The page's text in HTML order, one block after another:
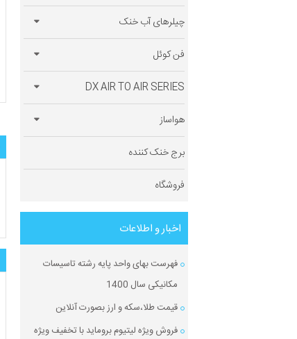
چیلرهای آب خنک
فن کوئل
DX AIR TO AIR SERIES
هواساز
برج خنک کننده
فروشگاه
اخبار و اطلاعات
فهرست بهای واحد پایه رشته تاسیسات
مکانیکی سال 1400
قیمت طلا،سکه و ارز بصورت آنلاین
فروش ویژه لیتیوم بروماید با تخفیف ویژه